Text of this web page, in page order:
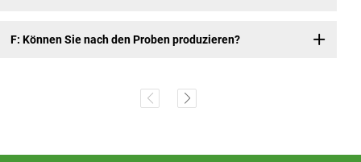
F: Können Sie nach den Proben produzieren?